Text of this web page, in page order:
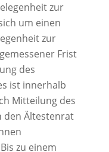
zur
um einen
zur
Frist
des
ist innerhalb
Mitteilung des
den Ältestenrat
zu einem